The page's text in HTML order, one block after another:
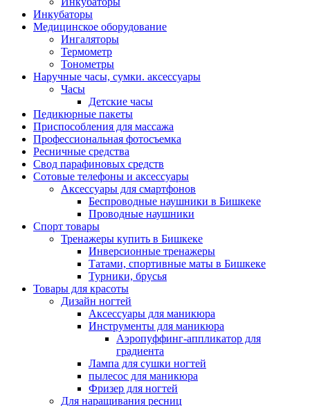
Инкубаторы
Медицинское оборудование
Ингаляторы
Термометр
Тонометры
Наручные часы, сумки. аксессуары
Часы
Детские часы
Педикюрные пакеты
Приспособления для массажа
Профессиональная фотосъемка
Ресничные средства
Свод парафиновых средств
Сотовые телефоны и аксессуары
Аксессуары для смартфонов
Беспроводные наушники в Бишкеке
Проводные наушники
Спорт товары
Тренажеры купить в Бишкеке
Инверсионные тренажеры
Татами, спортивные маты в Бишкеке
Турники, брусья
Товары для красоты
Дизайн ногтей
Аксессуары для маникюра
Инструменты для маникюра
Аэропуффинг-аппликатор для
градиента
Лампа для сушки ногтей
пылесос для маникюра
Фризер для ногтей
Для наращивания ресниц